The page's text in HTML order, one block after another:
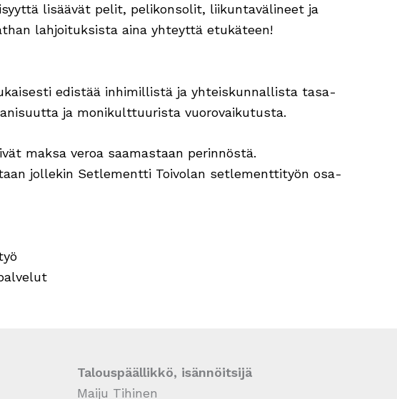
lisäävät pelit, pelikonsolit, liikuntavälineet ja
lahjoituksista aina yhteyttä etukäteen!
edistää inhimillistä ja yhteiskunnallista tasa-
ja monikulttuurista vuorovaikutusta.
maksa veroa saamastaan perinnöstä.
jollekin Setlementti Toivolan setlementtityön osa-
Talouspäällikkö, isännöitsijä
Maiju Tihinen